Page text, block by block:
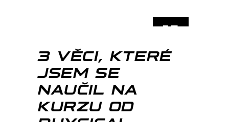
15
3 VĚCI, KTERÉ
JSEM SE
NAUČIL NA
KURZU OD